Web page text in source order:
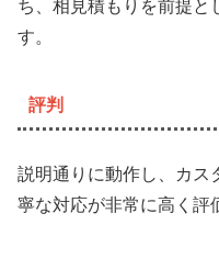
ち、相見積もりを前提と
す。
評判
説明通りに動作し、カス
寧な対応が非常に高く評